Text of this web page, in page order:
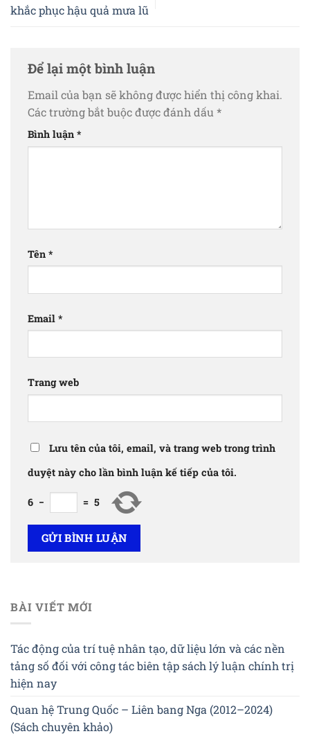
khắc phục hậu quả mưa lũ
Để lại một bình luận
Email của bạn sẽ không được hiển thị công khai.
Các trường bắt buộc được đánh dấu *
Bình luận *
Tên *
Email *
Trang web
Lưu tên của tôi, email, và trang web trong trình
duyệt này cho lần bình luận kế tiếp của tôi.
6 − = 5
BÀI VIẾT MỚI
Tác động của trí tuệ nhân tạo, dữ liệu lớn và các nền
tảng số đối với công tác biên tập sách lý luận chính trị
hiện nay
Quan hệ Trung Quốc – Liên bang Nga (2012–2024)
(Sách chuyên khảo)